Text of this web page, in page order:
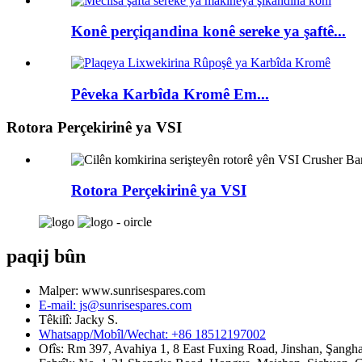
Konê perçiqandina konê sereke ya şaftê...
Pêveka Karbîda Kromê Em...
Rotora Perçekirinê ya VSI
Rotora Perçekirinê ya VSI
paqij bûn
Malper: www.sunrisespares.com
E-mail: js@sunrisespares.com
Têkilî: Jacky S.
Whatsapp/Mobîl/Wechat: +86 18512197002
Ofîs: Rm 397, Avahiya 1, 8 East Fuxing Road, Jinshan,